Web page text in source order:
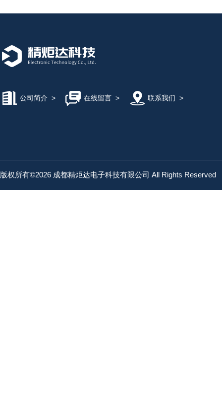
公司简介 > 在线留言> 联系我们 >
版权所有©2026 成都精炬达电子科技有限公司 All Rights Reserved